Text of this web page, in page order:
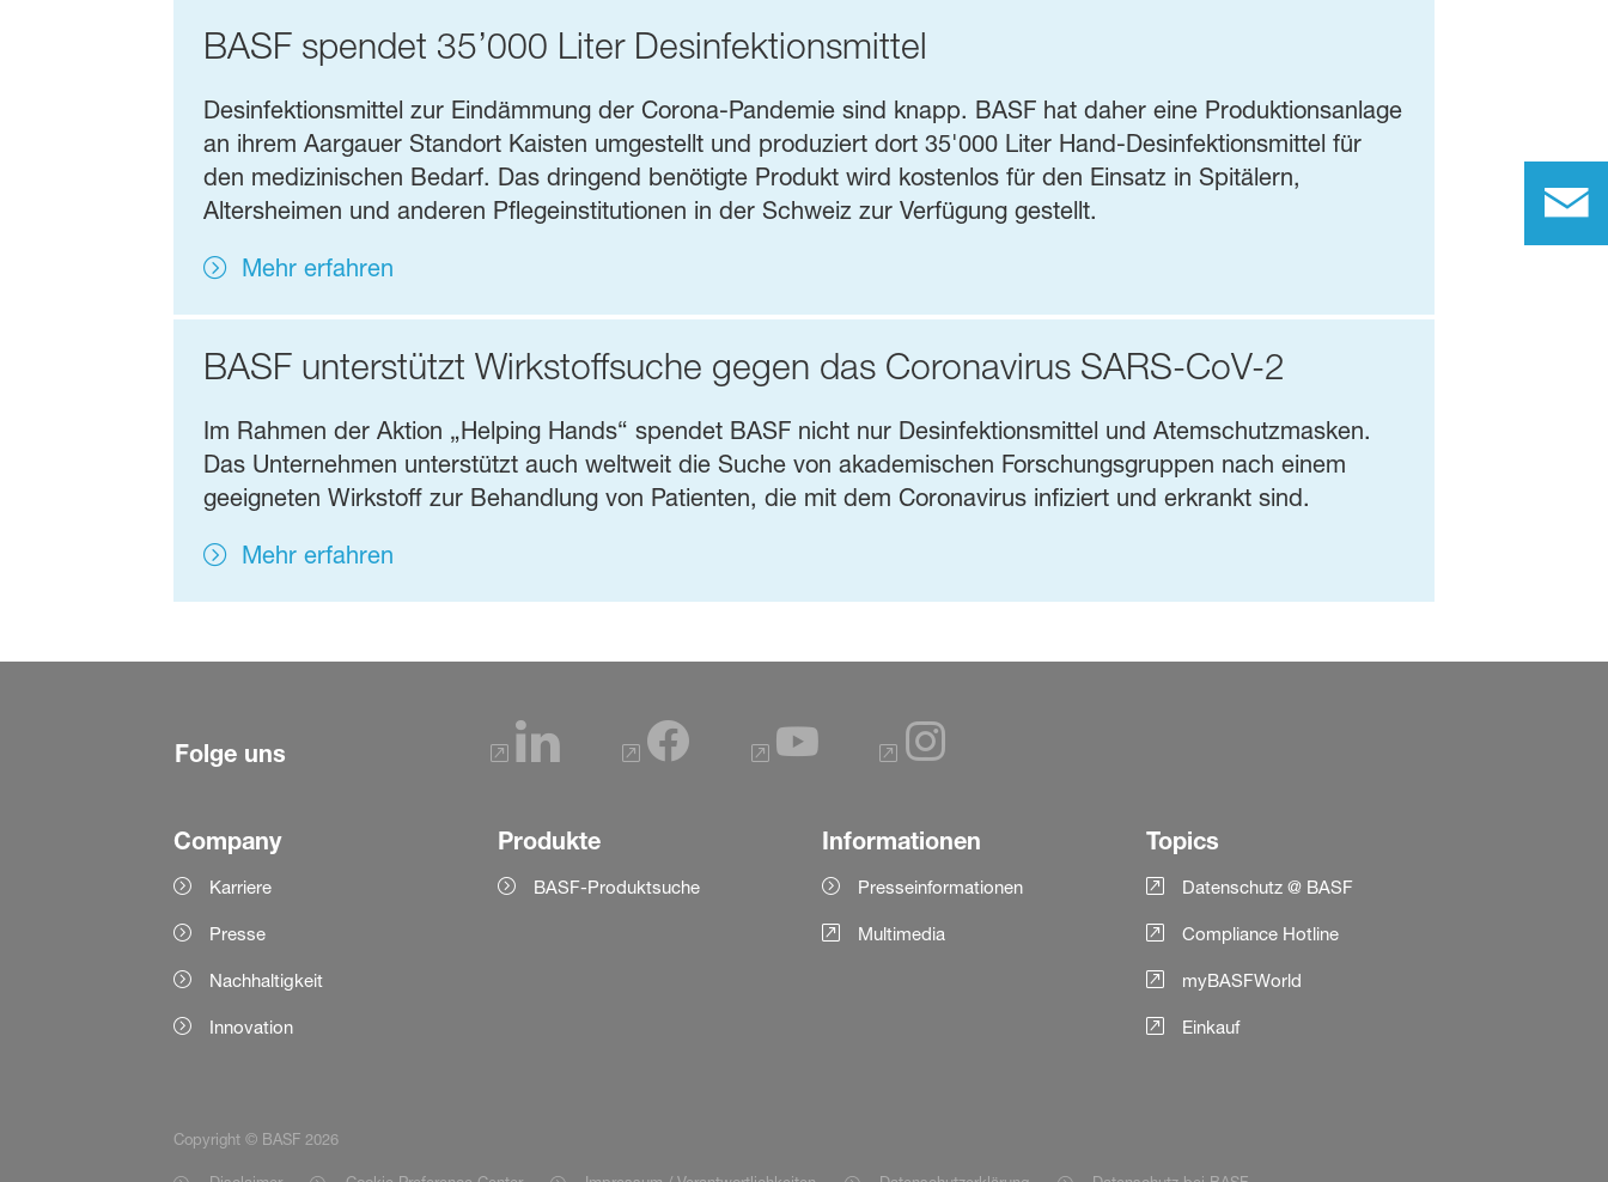
BASF spendet 35’000 Liter Desinfektionsmittel
Desinfektionsmittel zur Eindämmung der Corona-Pandemie sind knapp. BASF hat daher eine Produktionsanlage
an ihrem Aargauer Standort Kaisten umgestellt und produziert dort 35'000 Liter Hand-Desinfektionsmittel für
den medizinischen Bedarf. Das dringend benötigte Produkt wird kostenlos für den Einsatz in Spitälern,
Altersheimen und anderen Pflegeinstitutionen in der Schweiz zur Verfügung gestellt.
Mehr erfahren
BASF unterstützt Wirkstoffsuche gegen das Coronavirus SARS-CoV-2
Im Rahmen der Aktion „Helping Hands“ spendet BASF nicht nur Desinfektionsmittel und Atemschutzmasken.
Das Unternehmen unterstützt auch weltweit die Suche von akademischen Forschungsgruppen nach einem
geeigneten Wirkstoff zur Behandlung von Patienten, die mit dem Coronavirus infiziert und erkrankt sind.
Mehr erfahren
Folge uns
Company
Karriere
Presse
Nachhaltigkeit
Innovation
Produkte
BASF-Produktsuche
Informationen
Presseinformationen
Multimedia
Topics
Datenschutz @ BASF
Compliance Hotline
myBASFWorld
Einkauf
Copyright © BASF 2026